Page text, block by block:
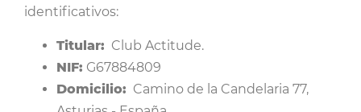
identificativos:
Titular: Club Actitude.
NIF: G67884809
Domicilio: Camino de la Candelaria 77,